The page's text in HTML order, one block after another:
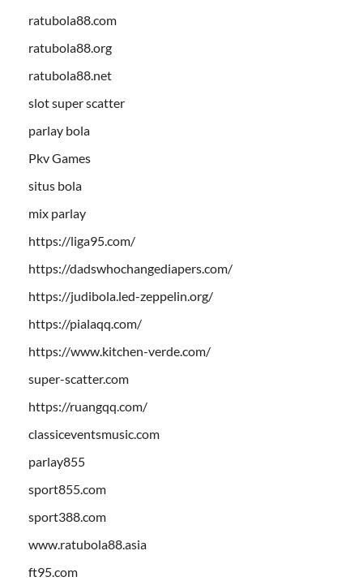
ratubola88.com
ratubola88.org
ratubola88.net
slot super scatter
parlay bola
Pkv Games
situs bola
mix parlay
https://liga95.com/
https://dadswhochangediapers.com/
https://judibola.led-zeppelin.org/
https://pialaqq.com/
https://www.kitchen-verde.com/
super-scatter.com
https://ruangqq.com/
classiceventsmusic.com
parlay855
sport855.com
sport388.com
www.ratubola88.asia
ft95.com